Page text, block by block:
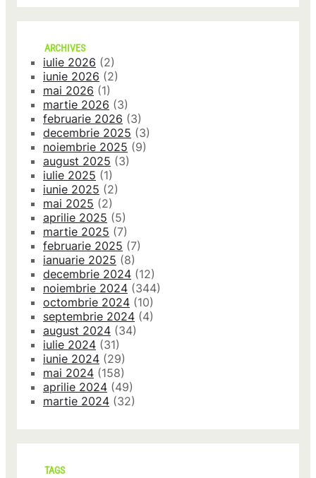
ARCHIVES
iulie 2026 (2)
iunie 2026 (2)
mai 2026 (1)
martie 2026 (3)
februarie 2026 (3)
decembrie 2025 (3)
noiembrie 2025 (9)
august 2025 (3)
iulie 2025 (1)
iunie 2025 (2)
mai 2025 (2)
aprilie 2025 (5)
martie 2025 (7)
februarie 2025 (7)
ianuarie 2025 (8)
decembrie 2024 (12)
noiembrie 2024 (344)
octombrie 2024 (10)
septembrie 2024 (4)
august 2024 (34)
iulie 2024 (31)
iunie 2024 (29)
mai 2024 (158)
aprilie 2024 (49)
martie 2024 (32)
TAGS